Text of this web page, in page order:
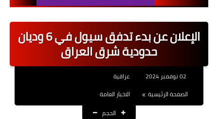
اخبار القطاع العام
اخبار القطاع الخاص
العقود والاجور اليومية
الإعلان عن بدء تدفق سيول في 6 وديان
حدودية شرق العراق
عراقية
الصفحة الرئيسية
الاخبار العامة
الحجم